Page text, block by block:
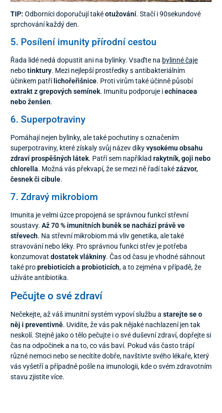
TIP: Odborníci doporučují takéotužování. Stačí i 90sekundové
sprchování každý den.
5. Posílení imunity přírodní cestou
Řada lidé nedá dopustit ani na bylinky. Vsaďte na bylinné čaje
nebotinktury. Mezi nejlepší prostředky s antibakteriálním
účinkem patří lichořeřišnice. Proti virům také účinně působí
extrakt z grepových semínek. Imunitu podporuje iechinacea
nebo ženšen.
6. Superpotraviny
Pomáhají nejen bylinky, ale také pochutiny s označením
superpotraviny, které získaly svůj název díkyvysokému obsahu
zdraví prospěšných látek. Patří sem například rakytník, goji nebo
chlorella. Možná vás překvapí, že se mezi ně řadí takézázvor,
česnek či cibule.
7. Zdravý mikrobiom
Imunita je velmi úzce propojená se správnou funkcí střevní
soustavy. Až 70 % imunitních buněk se nachází právě ve
střevech. Na střevní mikrobiom má vliv genetika, ale také
stravování nebo léky. Pro správnou funkci střev je potřeba
konzumovat dostatek vlákniny. Čas od času je vhodné sáhnout
také proprebioticích a probioticích, a to zejména v případě, že
užíváte antibiotika.
Pečujte o své zdraví
Nečekejte, až váš imunitní systém vypoví službu a starejte se o
něj i preventivně. Uvidíte, že vás pak nějaké nachlazení jen tak
neskolí. Stejně jako o tělo pečujte i o své duševní zdraví, dopřejte si
čas na odpočinek a na to, co vás baví. Pokud vás často trápí
různé nemoci nebo se necítíte dobře, navštivte svého lékaře, který
vás vyšetří a případně pošle na imunologii, kde o svém zdravotním
stavu zjistíte více.